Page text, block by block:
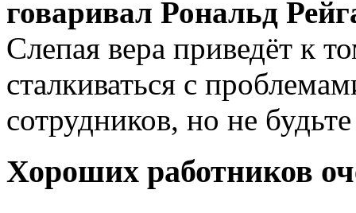
говаривал Рональд
Слепая вера приведёт к
сталкиваться с
сотрудников, но не
Хороших работников